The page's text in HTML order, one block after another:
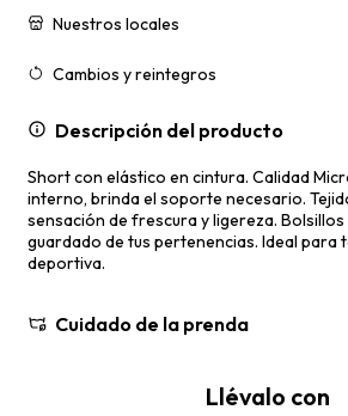
Nuestros locales
Cambios y reintegros
Descripción del producto
Short con elástico en cintura. Calidad
interno, brinda el soporte necesario.
sensación de frescura y ligereza.
guardado de tus pertenencias. Ideal para
deportiva.
Cuidado de la prenda
Llévalo con